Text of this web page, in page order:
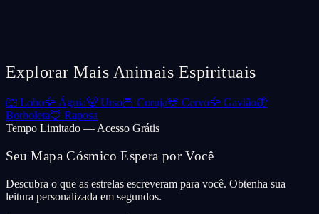
Explorar Mais Animais Espirituais
🐺 Lobo🦅 Águia🐻 Urso🦉 Coruja🦌 Cervo🦅 Gavião🦋
Borboleta🦊 Raposa
Tempo Limitado — Acesso Grátis
Seu Mapa Cósmico Espera por Você
Descubra o que as estrelas escreveram para você. Obtenha sua
leitura personalizada em segundos.